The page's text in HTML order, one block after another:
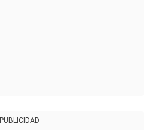
PUBLICIDAD